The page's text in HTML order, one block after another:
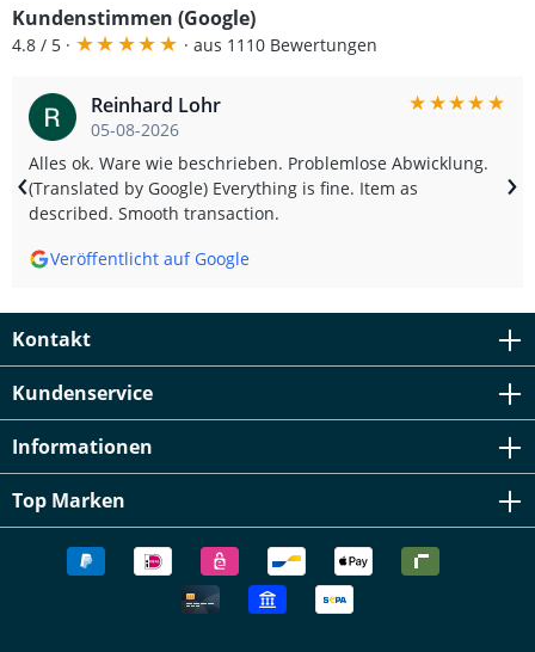
Kundenstimmen (Google)
4.8 / 5 · ★★★★★ · aus 1110 Bewertungen
Reinhard Lohr
05-08-2026
★★★★★
Alles ok. Ware wie beschrieben. Problemlose Abwicklung.
(Translated by Google) Everything is fine. Item as
described. Smooth transaction.
Veröffentlicht auf Google
‹ ›
Kontakt
Kundenservice
Informationen
Top Marken